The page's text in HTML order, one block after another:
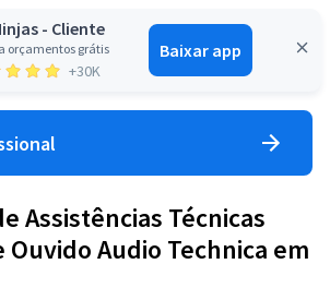
- Cliente
orçamentos grátis
+30K
Baixar app
Entrar
Assistências Técnicas
Ouvido Audio Technica em